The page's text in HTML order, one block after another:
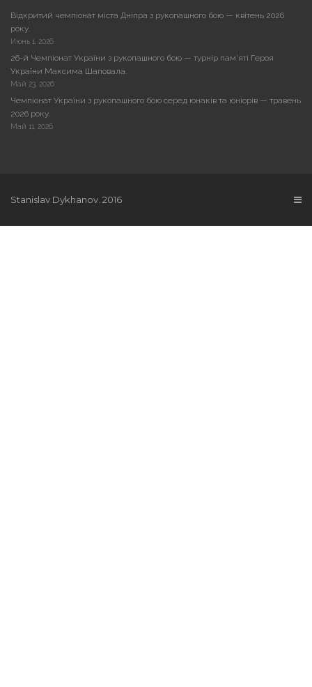
Відкритий чемпіонат міста Дніпра з рукопашного бою — квітень 2026
року.
Июнь 1, 2026
26-й Чемпіонат України з рукопашного бою — турнір пам’яті Героя
України Максима Шаповала.
Май 23, 2026
Чемпіонат України з рукопашного бою серед юнаків та юніорів — травень
2026 року.
Май 11, 2026
Stanislav Dykhanov. 2016